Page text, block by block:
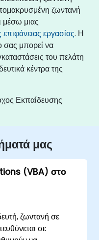
ζωντανή
μέσω μιας
εργασίας. Η
σας μπορεί να
του πελάτη
κέντρα της
Εκπαίδευσης
μας
(VBA) στο
ζωντανή σε
σε